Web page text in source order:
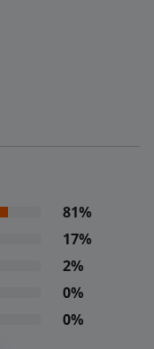
81%
17%
2%
0%
0%